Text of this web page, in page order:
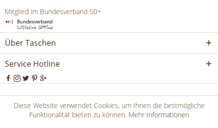
Mitglied im Bundesverband 50+
Über Taschen
Service Hotline
Nachnahmegebühren, wenn nicht anders beschrieben
Diese Website verwendet Cookies, um Ihnen die bestmögliche
Funktionalität bieten zu können. Mehr Informationen